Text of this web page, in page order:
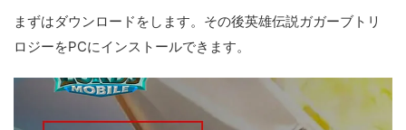
まずはダウンロードをします。その後英雄伝説ガガーブトリ
ロジーをPCにインストールできます。